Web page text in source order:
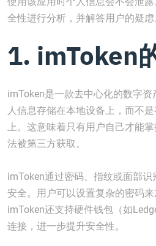
全性进行分析，并解答用户的疑虑
1. imToken
imToken是一款去中心化的数字
人信息存储在本地设备上，而不
上。这意味着只有用户自己才能
法被第三方获取。
imToken通过密码、指纹或面部
安全。用户可以设置复杂的密码来
imToken还支持硬件钱包（如
连接，进一步提升安全性。